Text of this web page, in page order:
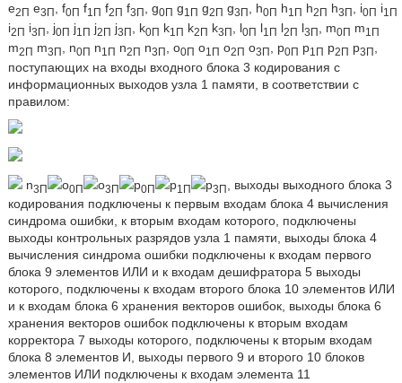
е2П е3П , f0П f1П f2П f3П , g0П g1П g2П g3П , h0П h1П h2П h3П , i0П i1П
i2П i3П , j0П j1П j2П j3П , k0П k1П k2П k3П , l0П l1П l2П l3П , m0П m1П
m2П m3П , n0П n1П n2П n3П , о0П о1П о2П о3П , р0П р1П р2П р3П
поступающих на входы входного блока 3 кодирования с
информационных выходов узла 1 памяти, в соответствии с
правилом:
n3П о0П о3П р0П р1П р3П
, выходы выходного блока 3
кодирования подключены к первым входам блока 4 вычисления
синдрома ошибки, к вторым входам которого, подключены
выходы контрольных разрядов узла 1 памяти, выходы блока 4
вычисления синдрома ошибки подключены к входам первого
блока 9 элементов ИЛИ и к входам дешифратора 5 выходы
которого, подключены к входам второго блока 10 элементов ИЛИ
и к входам блока 6 хранения векторов ошибок, выходы блока 6
хранения векторов ошибок подключены к вторым входам
корректора 7 выходы которого, подключены к вторым входам
блока 8 элементов И, выходы первого 9 и второго 10 блоков
элементов ИЛИ подключены к входам элемента 11